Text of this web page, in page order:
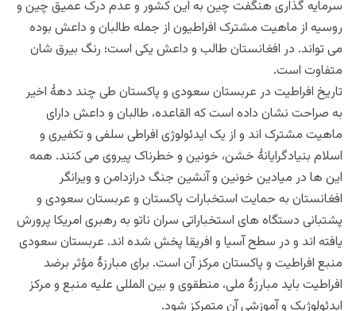
سرمایه گذاری هنگفت چین به این کشور و عدم درک عمیق چین و
روسیه از ماهیت مشترک افراطیون از جمله طالبان و داعش بوده
می تواند. در افغانستان طالب و داعش یکی است؛ رنگ بیرق شان
متفاوت است.
تاریخ افراطیت در عربستان سعودی و پاکستان طی چند دهۀ اخیر
به صراحت نشان داده است که القاعده، طالبان و داعش دارای
ماهیت مشترک اند و از یک ایدئولوژی افراطی سلفی و تکفیری و
اسلام بنیادگرایانۀ خشن، خونین و خطرناک پیروی می کنند. همه
این ها در میادین خونین و آنشین جنگ درازدامن و ویرانگر
افغانستان به حمایت استخبارات پاکستان و عربستان سعودی و
پشتبانی دستگاه های استخباراتی سران ناتو به رهبری امریکا پرورش
یافته اند و در سطح آسیا و افریقا پخش شده اند. عربستان سعودی
منبع افراطیت و پاکستان مرکز آن است. برای مبارزۀ مؤثر برضد
افراطیت باید مبارزۀ ملی، منطقوی و بین المللی علیه منبع و مرکز
ایدئولوژیک و آموزشی آن متمرکز شود.